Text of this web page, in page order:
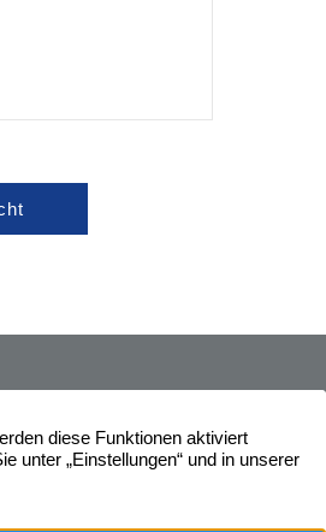
Widerrufsbelehrung